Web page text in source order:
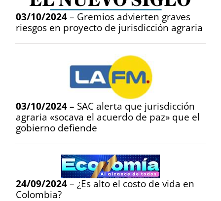
03/10/2024 – Gremios advierten graves
riesgos en proyecto de jurisdicción agraria
03/10/2024 – SAC alerta que jurisdicción
agraria «socava el acuerdo de paz» que el
gobierno defiende
24/09/2024 – ¿Es alto el costo de vida en
Colombia?